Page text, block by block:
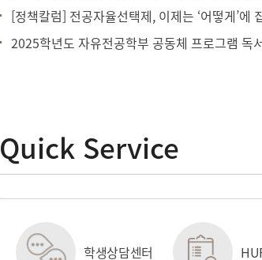
[정책칼럼] 전공자율선택제, 이제는 ‘어떻게’에
2025학년도 자유전공학부 공동체 프로그램 독
Quick Service
학생상담센터